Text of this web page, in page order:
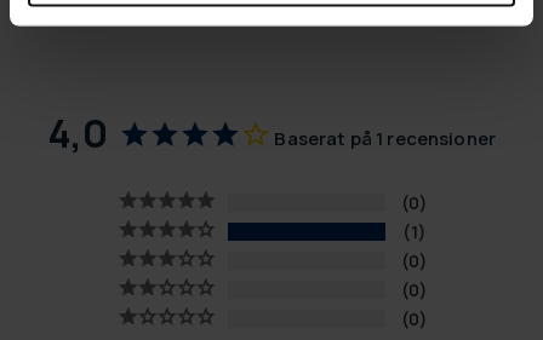
4,0 Baserat på 1 recensioner
0
1
0
0
0